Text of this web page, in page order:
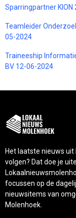
Sparringpartner KION
Teamleider
05-2024
Traineeship
BV 12-06-2024
Het laatste nieuws
volgen? Dat doe je
focussen op de
nieuwsitems van
Molenhoek.